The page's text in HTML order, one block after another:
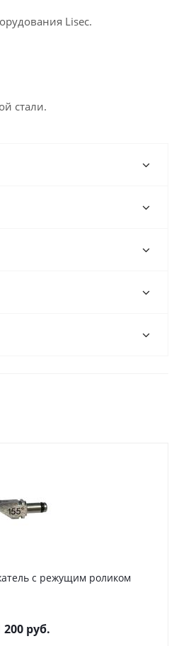
Lisec.
стали.
с режущим роликом
200 руб.